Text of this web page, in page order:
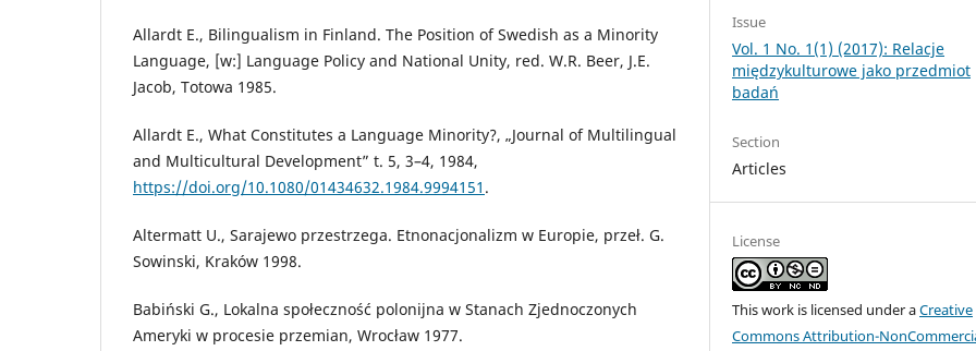
Allardt E., Bilingualism in Finland. The Position of Swedish as a Minority
Language, [w:] Language Policy and National Unity, red. W.R. Beer, J.E.
Jacob, Totowa 1985.
Allardt E., What Constitutes a Language Minority?, „Journal of Multilingual
and Multicultural Development” t. 5, 3–4, 1984,
https://doi.org/10.1080/01434632.1984.9994151 .
Altermatt U., Sarajewo przestrzega. Etnonacjonalizm w Europie, przeł. G.
Sowinski, Kraków 1998.
Babiński G., Lokalna społeczność polonijna w Stanach Zjednoczonych
Ameryki w procesie przemian, Wrocław 1977.
Issue
Vol. 1 No. 1(1) (2017): Relacje
międzykulturowe jako przedmiot
badań
Section
Articles
License
This work is licensed under aCreative
Commons Attribution-